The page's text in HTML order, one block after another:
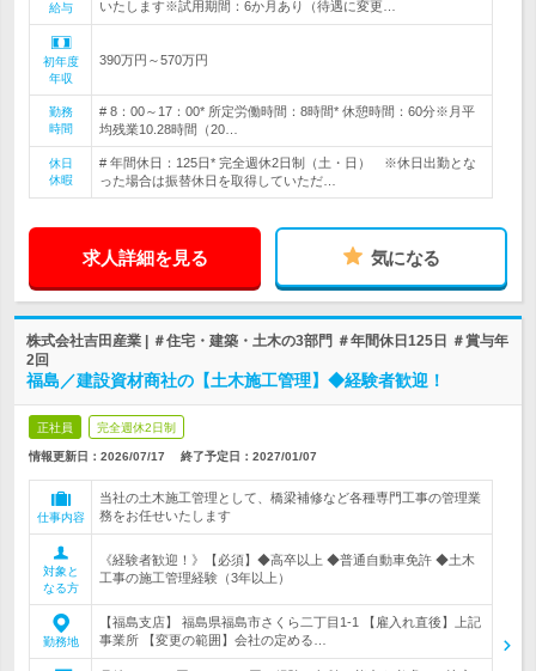
給与
いたします※試用期間：6か月あり（待遇に変更…
初年度
年収
390万円～570万円
勤務
時間
# 8：00～17：00* 所定労働時間：8時間* 休憩時間：60分※月平
均残業10.28時間（20…
休日
休暇
# 年間休日：125日* 完全週休2日制（土・日） ※休日出勤とな
った場合は振替休日を取得していただ…
求人詳細を見る 気になる
株式会社吉田産業 | ＃住宅・建築・土木の3部門 ＃年間休日125日 ＃賞与年
2回
福島／建設資材商社の【土木施工管理】◆経験者歓迎！
正社員 完全週休2日制
情報更新日：2026/07/17 終了予定日： 2027/01/07
仕事内容
当社の土木施工管理として、橋梁補修など各種専門工事の管理業
務をお任せいたします
対象と
なる方
《経験者歓迎！》【必須】◆高卒以上 ◆普通自動車免許 ◆土木
工事の施工管理経験（3年以上）
勤務地
【福島支店】 福島県福島市さくら二丁目1-1 【雇入れ直後】上記
事業所 【変更の範囲】会社の定める…